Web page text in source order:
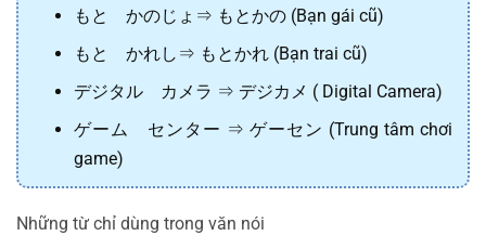
もと かのじょ⇒ もとかの (Bạn gái cũ)
もと かれし⇒ もとかれ (Bạn trai cũ)
デジタル カメラ ⇒ デジカメ ( Digital Camera)
ゲーム センター ⇒ ゲーセン (Trung tâm chơi
game)
Những từ chỉ dùng trong văn nói